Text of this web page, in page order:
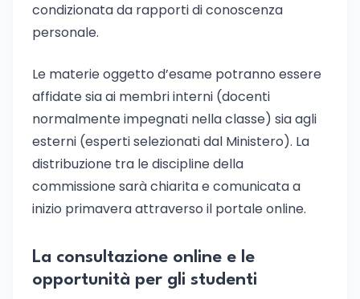
condizionata da rapporti di conoscenza
personale.
Le materie oggetto d’esame potranno essere
affidate sia ai membri interni (docenti
normalmente impegnati nella classe) sia agli
esterni (esperti selezionati dal Ministero). La
distribuzione tra le discipline della
commissione sarà chiarita e comunicata a
inizio primavera attraverso il portale online.
La consultazione online e le
opportunità per gli studenti